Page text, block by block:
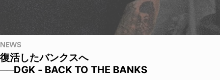
NEWS
復活したバンクスへ
──DGK - BACK TO THE BANKS